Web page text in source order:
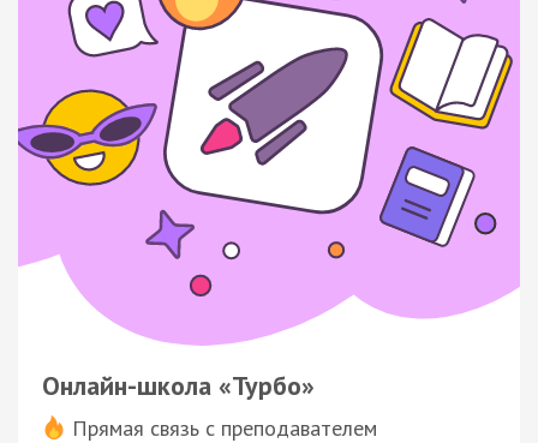
Онлайн-школа «Турбо»
Прямая связь с преподавателем